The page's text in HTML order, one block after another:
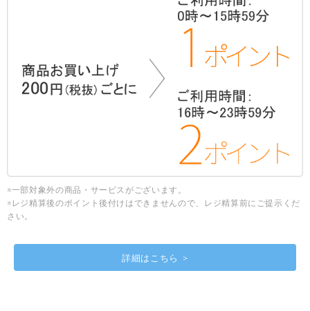
※一部対象外の商品・サービスがございます。
※レジ精算後のポイント後付けはできませんので、レジ精算前にご提示くだ
さい。
詳細はこちら